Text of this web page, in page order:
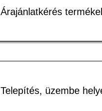
Árajánlatkérés
Telepítés, üzembe